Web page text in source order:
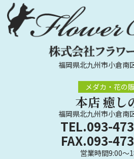
福岡県北九州市小倉南
メダカ・花の
本店 癒し
福岡県北九州市小倉南
TEL.093-
FAX.093-
営業時間9:00～